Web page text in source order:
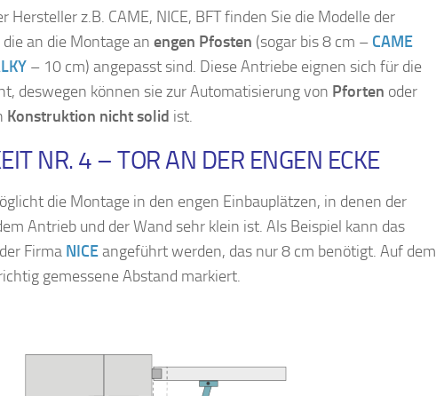
Hersteller z.B. CAME, NICE, BFT finden Sie die Modelle der
an die Montage an engen Pfosten (sogar bis 8 cm – CAME
– 10 cm) angepasst sind. Diese Antriebe eignen sich für die
deswegen können sie zur Automatisierung von Pforten oder
Konstruktion nicht solid ist.
NR. 4 – TOR AN DER ENGEN ECKE
die Montage in den engen Einbauplätzen, in denen der
Antrieb und der Wand sehr klein ist. Als Beispiel kann das
Firma NICEangeführt werden, das nur 8 cm benötigt. Auf dem
gemessene Abstand markiert.